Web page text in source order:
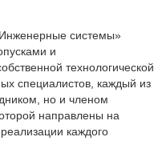
системы»
и
технологической
специалистов, каждый из
но и членом
направлены на
каждого